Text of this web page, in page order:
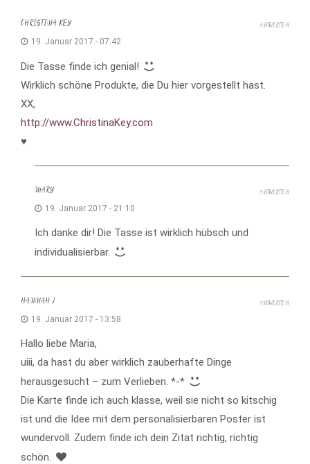
CHRISTINA KEY
19. Januar 2017 - 07:42
Die Tasse finde ich genial!
Wirklich schöne Produkte, die Du hier vorgestellt hast.
XX,
http://www.ChristinaKey.com
♥
ANTWORTEN
MARY
19. Januar 2017 - 21:10
Ich danke dir! Die Tasse ist wirklich hübsch und
individualisierbar.
ANTWORTEN
HANNAH J.
19. Januar 2017 - 13:58
Hallo liebe Maria,
uiii, da hast du aber wirklich zauberhafte Dinge
herausgesucht – zum Verlieben. *-*
Die Karte finde ich auch klasse, weil sie nicht so kitschig
ist und die Idee mit dem personalisierbaren Poster ist
wundervoll. Zudem finde ich dein Zitat richtig, richtig
schön.
ANTWORTEN